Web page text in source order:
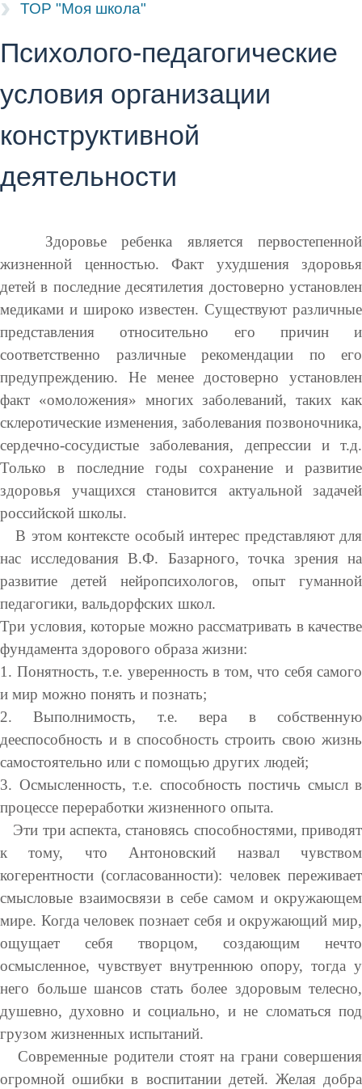
ТОР "Моя школа"
Психолого-педагогические
условия организации
конструктивной
деятельности
Здоровье ребенка является первостепенной
жизненной ценностью. Факт ухудшения здоровья
детей в последние десятилетия достоверно установлен
медиками и широко известен. Существуют различные
представления относительно его причин и
соответственно различные рекомендации по его
предупреждению. Не менее достоверно установлен
факт «омоложения» многих заболеваний, таких как
склеротические изменения, заболевания позвоночника,
сердечно-сосудистые заболевания, депрессии и т.д.
Только в последние годы сохранение и развитие
здоровья учащихся становится актуальной задачей
российской школы.
В этом контексте особый интерес представляют для
нас исследования В.Ф. Базарного, точка зрения на
развитие детей нейропсихологов, опыт гуманной
педагогики, вальдорфских школ.
Три условия, которые можно рассматривать в качестве
фундамента здорового образа жизни:
1. Понятность, т.е. уверенность в том, что себя самого
и мир можно понять и познать;
2. Выполнимость, т.е. вера в собственную
дееспособность и в способность строить свою жизнь
самостоятельно или с помощью других людей;
3. Осмысленность, т.е. способность постичь смысл в
процессе переработки жизненного опыта.
Эти три аспекта, становясь способностями, приводят
к тому, что Антоновский назвал чувством
когерентности (согласованности): человек переживает
смысловые взаимосвязи в себе самом и окружающем
мире. Когда человек познает себя и окружающий мир,
ощущает себя творцом, создающим нечто
осмысленное, чувствует внутреннюю опору, тогда у
него больше шансов стать более здоровым телесно,
душевно, духовно и социально, и не сломаться под
грузом жизненных испытаний.
Современные родители стоят на грани совершения
огромной ошибки в воспитании детей. Желая добра